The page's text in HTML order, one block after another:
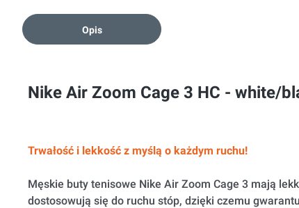
Opis
Nike Air Zoom Cage 3 HC - white/
Trwałość i lekkość z myślą o każdym ruchu!
Męskie buty tenisowe Nike Air Zoom Cage 3 mają
dostosowują się do ruchu stóp, dzięki czemu